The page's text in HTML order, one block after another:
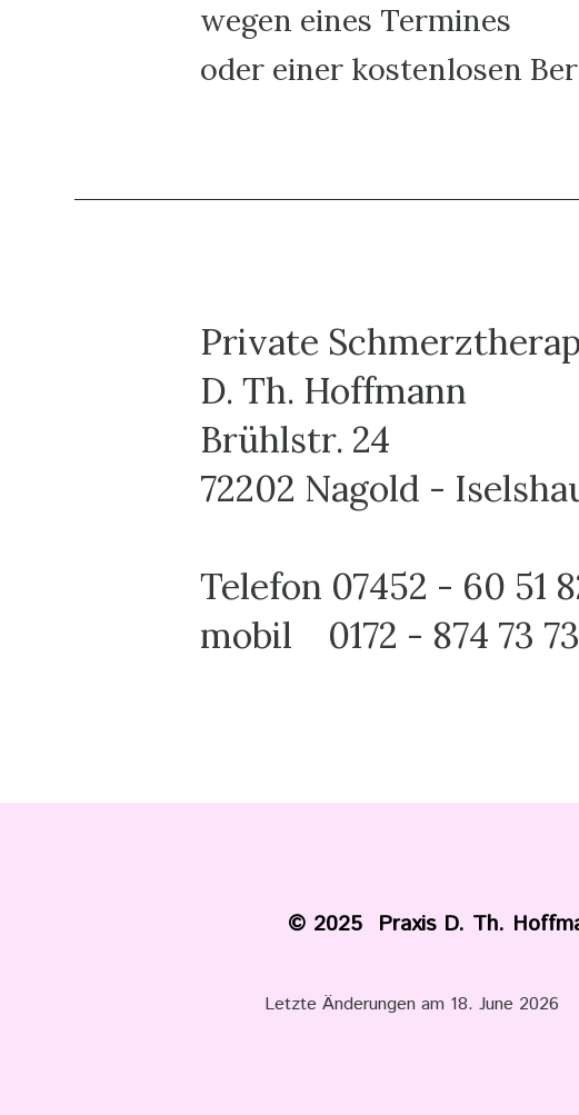
wegen eines Termines
oder einer kostenlosen
Private
D. Th. Hoffmann
Brühlstr. 24
72202 Nagold -
Telefon 07452 - 60 51
mobil 0172 - 874 73 73
© 2025 Praxis D. Th.
Letzte Änderungen am 18. June 2026